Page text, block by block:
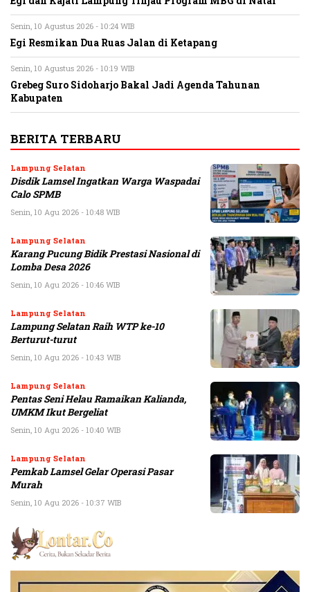
Senin, 10 Agustus 2026 - 10:24 WIB
Egi Resmikan Dua Ruas Jalan di Ketapang
Senin, 10 Agustus 2026 - 10:19 WIB
Grebeg Suro Sidoharjo Bakal Jadi Agenda Tahunan
Kabupaten
BERITA TERBARU
Lampung Selatan
Disdik Lamsel Ingatkan Warga Waspadai
Calo SPMB
Senin, 10 Agu 2026 - 10:48 WIB
Lampung Selatan
Karang Pucung Bidik Prestasi Nasional di
Lomba Desa 2026
Senin, 10 Agu 2026 - 10:46 WIB
Lampung Selatan
Lampung Selatan Raih WTP ke-10
Berturut-turut
Senin, 10 Agu 2026 - 10:43 WIB
Lampung Selatan
Pentas Seni Helau Ramaikan Kalianda,
UMKM Ikut Bergeliat
Senin, 10 Agu 2026 - 10:40 WIB
Lampung Selatan
Pemkab Lamsel Gelar Operasi Pasar
Murah
Senin, 10 Agu 2026 - 10:37 WIB